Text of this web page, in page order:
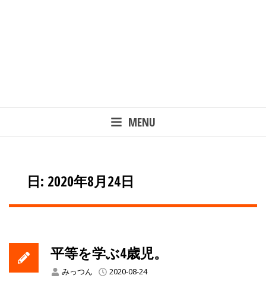
MENU
日: 2020年8月24日
平等を学ぶ4歳児。
みっつん 2020-08-24